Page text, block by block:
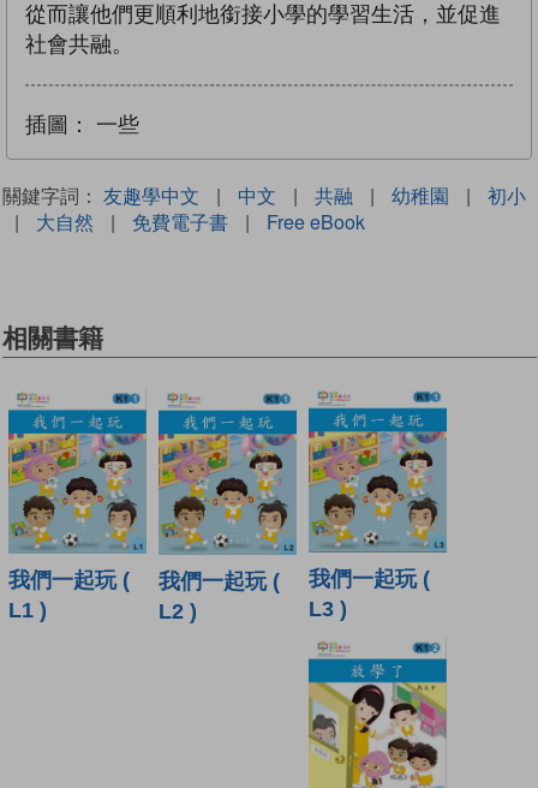
從而讓他們更順利地銜接小學的學習生活，並促進
社會共融。
插圖： 一些
關鍵字詞： 友趣學中文 | 中文 | 共融 | 幼稚園 |
初小
|
大自然 | 免費電子書 | Free eBook
相關書籍
我們一起玩 (
L1 )
我們一起玩 (
L2 )
我們一起玩 (
L3 )